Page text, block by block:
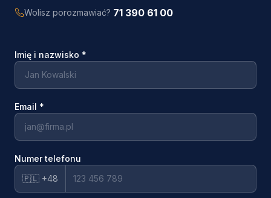
Wolisz porozmawiać? 71 390 61 00
Imię i nazwisko *
Email *
Numer telefonu
🇵🇱 +48